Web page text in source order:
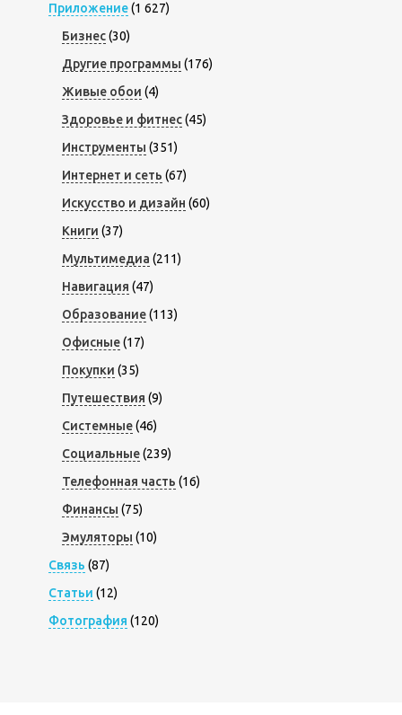
Приложение(1 627)
Бизнес(30)
Другие программы (176)
Живые обои (4)
Здоровье и фитнес(45)
Инструменты (351)
Интернет и сеть (67)
Искусство и дизайн (60)
Книги (37)
Мультимедиа (211)
Навигация (47)
Образование(113)
Офисные(17)
Покупки (35)
Путешествия (9)
Системные(46)
Социальные(239)
Телефонная часть (16)
Финансы (75)
Эмуляторы (10)
Связь (87)
Статьи (12)
Фотография (120)